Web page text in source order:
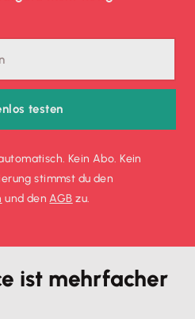
testen
Kein Abo. Kein
stimmst du den
und denAGB zu.
ist mehrfacher